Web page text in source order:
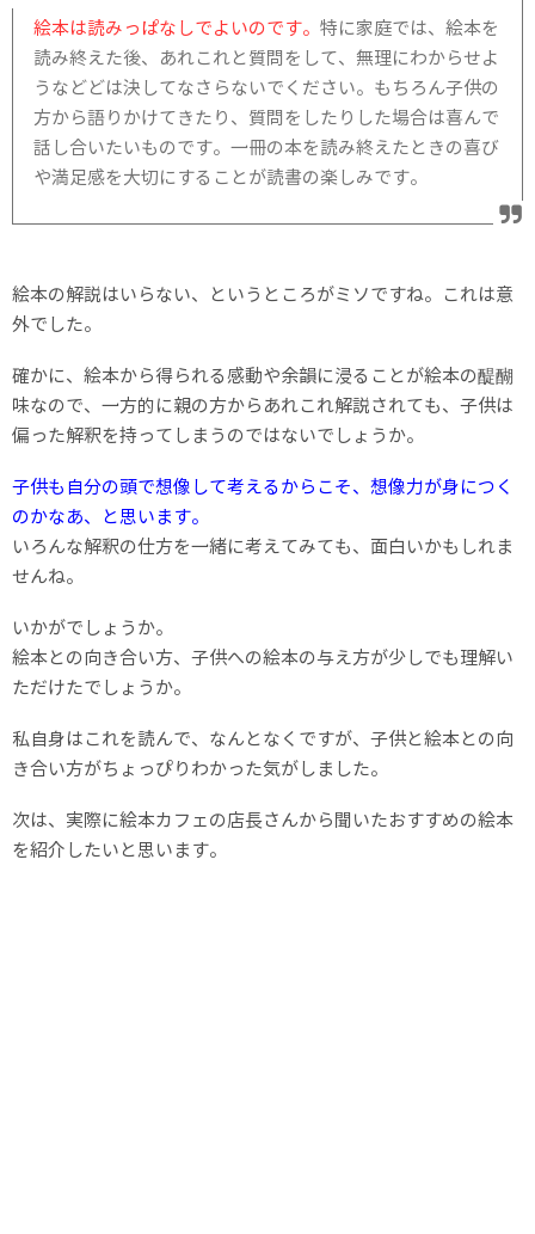
絵本は読みっぱなしでよいのです。特に家庭では、絵本を
読み終えた後、あれこれと質問をして、無理にわからせよ
うなどどは決してなさらないでください。もちろん子供の
方から語りかけてきたり、質問をしたりした場合は喜んで
話し合いたいものです。一冊の本を読み終えたときの喜び
や満足感を大切にすることが読書の楽しみです。
絵本の解説はいらない、というところがミソですね。これは意
外でした。
確かに、絵本から得られる感動や余韻に浸ることが絵本の醍醐
味なので、一方的に親の方からあれこれ解説されても、子供は
偏った解釈を持ってしまうのではないでしょうか。
子供も自分の頭で想像して考えるからこそ、想像力が身につく
のかなあ、と思います。
いろんな解釈の仕方を一緒に考えてみても、面白いかもしれま
せんね。
いかがでしょうか。
絵本との向き合い方、子供への絵本の与え方が少しでも理解い
ただけたでしょうか。
私自身はこれを読んで、なんとなくですが、子供と絵本との向
き合い方がちょっぴりわかった気がしました。
次は、実際に絵本カフェの店長さんから聞いたおすすめの絵本
を紹介したいと思います。